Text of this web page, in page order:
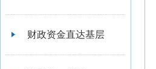
财政资金直达基层